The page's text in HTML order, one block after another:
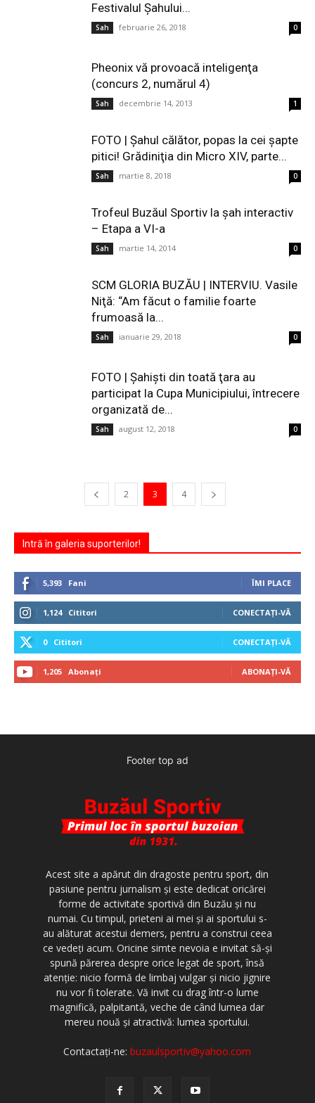
Festivalul Şahului...
Sah februarie 26, 2018 0
Pheonix vă provoacă inteligenţa
(concurs 2, numărul 4)
Sah decembrie 14, 2013 1
FOTO | Şahul călător, popas la cei şapte
pitici! Grădiniţia din Micro XIV, parte...
Sah martie 8, 2018 0
Trofeul Buzăul Sportiv la șah interactiv
– Etapa a VI-a
Sah martie 14, 2014 0
SCM GLORIA BUZĂU | INTERVIU. Vasile
Niţă: “Am făcut o familie foarte
frumoasă la...
Sah ianuarie 29, 2018 0
FOTO | Şahişti din toată ţara au
participat la Cupa Municipiului, întrecere
organizată de...
Sah august 12, 2018 0
2 3 4
Intră în galeria suporterilor!
5,393 Fani ÎMI PLACE
1,124 Cititori CONECTAȚI-VĂ
0 Cititori CONECTAȚI-VĂ
1,205 Abonați ABONAȚI-VĂ
Footer top ad
Acest site a apărut din dragoste pentru sport, din
pasiune pentru jurnalism şi este dedicat oricărei
forme de activitate sportivă din Buzău şi nu
numai. Cu timpul, prieteni ai mei şi ai sportului s-
au alăturat acestui demers, pentru a construi ceea
ce vedeţi acum. Oricine simte nevoia e invitat să-şi
spună părerea despre orice legat de sport, însă
atenţie: nicio formă de limbaj vulgar şi nicio jignire
nu vor fi tolerate. Vă invit cu drag într-o lume
magnifică, palpitantă, veche de când lumea dar
mereu nouă şi atractivă: lumea sportului.
Contactați-ne:buzaulsportiv@yahoo.com